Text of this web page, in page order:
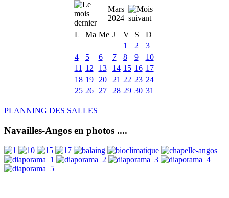
Mars
2024
L
Ma Me J V S
D
1
2
3
4
5 6 7 8 9
10
11 12 13 14 15 16 17
18 19 20 21 22 23 24
25 26 27 28 29 30 31
PLANNING DES SALLES
Navailles-Angos en photos ....